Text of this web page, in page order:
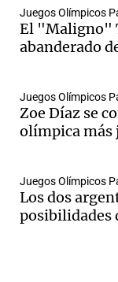
Juegos Olímpicos
El "Maligno"
abanderado
Juegos Olímpicos
Zoe Díaz se
olímpica más
Juegos Olímpicos
Los dos
posibilidades